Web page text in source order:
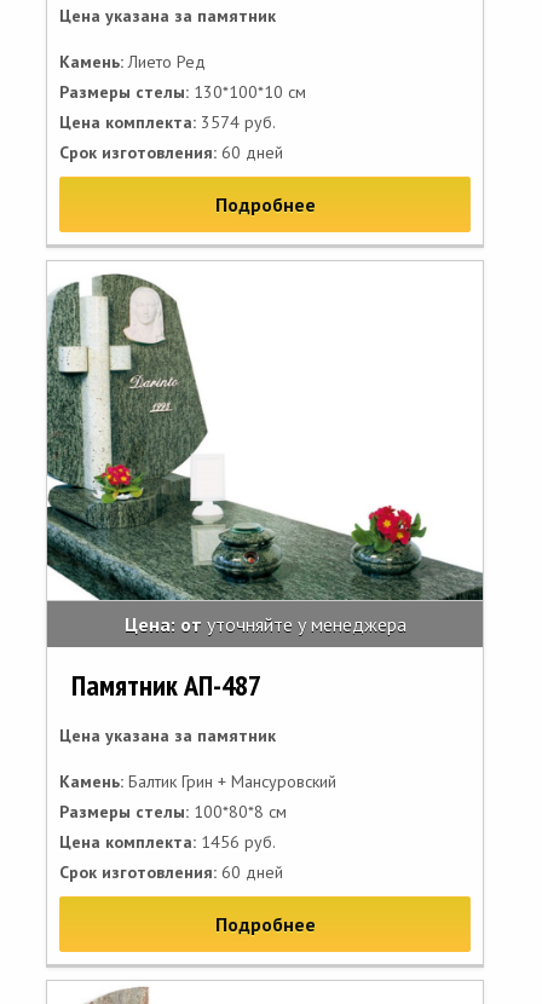
Цена указана за памятник
Камень:Лието Ред
Размеры стелы: 130*100*10 см
Цена комплекта: 3574 руб.
Срок изготовления: 60 дней
Подробнее
Цена: от уточняйте у менеджера
Памятник АП-487
Цена указана за памятник
Камень: Балтик Грин + Мансуровский
Размеры стелы: 100*80*8 см
Цена комплекта: 1456 руб.
Срок изготовления: 60 дней
Подробнее